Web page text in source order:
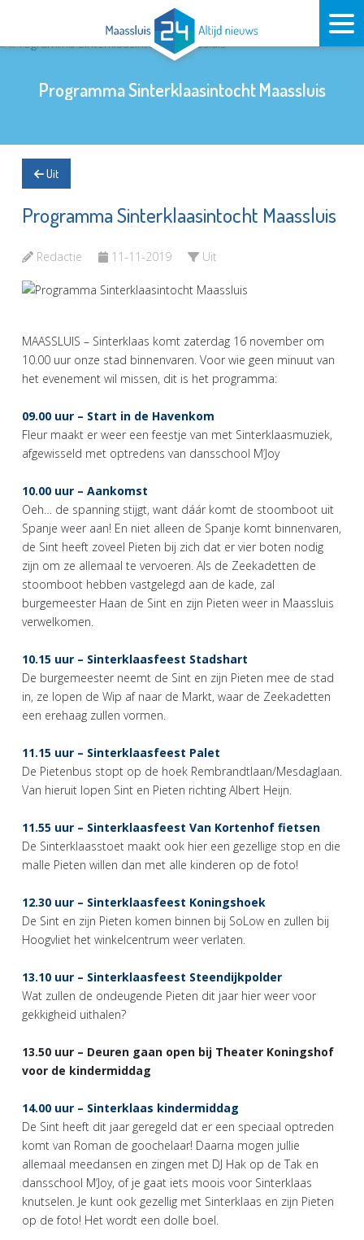
Programma Sinterklaasintocht Maassluis
Uit
Programma Sinterklaasintocht Maassluis
Redactie 11-11-2019 Uit
MAASSLUIS – Sinterklaas komt zaterdag 16 november om
10.00 uur onze stad binnenvaren. Voor wie geen minuut van
het evenement wil missen, dit is het programma:
09.00 uur – Start in de Havenkom
Fleur maakt er weer een feestje van met Sinterklaasmuziek,
afgewisseld met optredens van dansschool M’Joy
10.00 uur – Aankomst
Oeh… de spanning stijgt, want dáár komt de stoomboot uit
Spanje weer aan! En niet alleen de Spanje komt binnenvaren,
de Sint heeft zoveel Pieten bij zich dat er vier boten nodig
zijn om ze allemaal te vervoeren. Als de Zeekadetten de
stoomboot hebben vastgelegd aan de kade, zal
burgemeester Haan de Sint en zijn Pieten weer in Maassluis
verwelkomen.
10.15 uur – Sinterklaasfeest Stadshart
De burgemeester neemt de Sint en zijn Pieten mee de stad
in, ze lopen de Wip af naar de Markt, waar de Zeekadetten
een erehaag zullen vormen.
11.15 uur – Sinterklaasfeest Palet
De Pietenbus stopt op de hoek Rembrandtlaan/Mesdaglaan.
Van hieruit lopen Sint en Pieten richting Albert Heijn.
11.55 uur – Sinterklaasfeest Van Kortenhof fietsen
De Sinterklaasstoet maakt ook hier een gezellige stop en die
malle Pieten willen dan met alle kinderen op de foto!
12.30 uur – Sinterklaasfeest Koningshoek
De Sint en zijn Pieten komen binnen bij SoLow en zullen bij
Hoogvliet het winkelcentrum weer verlaten.
13.10 uur – Sinterklaasfeest Steendijkpolder
Wat zullen de ondeugende Pieten dit jaar hier weer voor
gekkigheid uithalen?
13.50 uur – Deuren gaan open bij Theater Koningshof
voor de kindermiddag
14.00 uur – Sinterklaas kindermiddag
De Sint heeft dit jaar geregeld dat er een speciaal optreden
komt van Roman de goochelaar! Daarna mogen jullie
allemaal meedansen en zingen met DJ Hak op de Tak en
dansschool M’Joy, of je gaat iets moois voor Sinterklaas
knutselen. Je kunt ook gezellig met Sinterklaas en zijn Pieten
op de foto! Het wordt een dolle boel.